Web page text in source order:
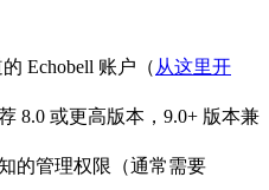
Echobell 账户（ 从这里开
8.0 或更高版本，9.0+ 版本兼
的管理权限（通常需要